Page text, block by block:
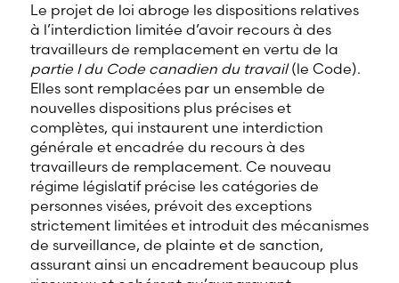
Le projet de loi abroge les dispositions relatives
à l’interdiction limitée d’avoir recours à des
travailleurs de remplacement en vertu de la
partie I du Code canadien du travail(le Code).
Elles sont remplacées par un ensemble de
nouvelles dispositions plus précises et
complètes, qui instaurent une interdiction
générale et encadrée du recours à des
travailleurs de remplacement. Ce nouveau
régime législatif précise les catégories de
personnes visées, prévoit des exceptions
strictement limitées et introduit des mécanismes
de surveillance, de plainte et de sanction,
assurant ainsi un encadrement beaucoup plus